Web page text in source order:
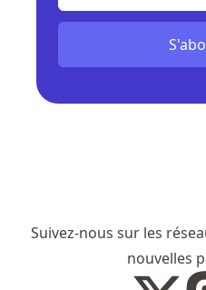
Suivez-nous sur les
nouvelles